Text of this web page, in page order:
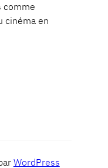
comme
cinéma en
WordPress